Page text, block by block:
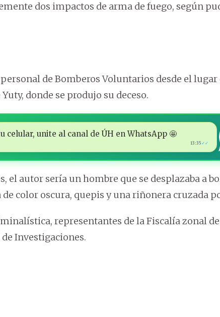
dos impactos de arma de fuego, según
de Bomberos Voluntarios desde el lugar
donde se produjo su deceso.
celular, unite al canal de ÚH en WhatsApp 🤩
13:35 ✓✓
el autor sería un hombre que se desplazaba a
color oscura, quepis y una riñonera cruzada
representantes de la Fiscalía zonal
Investigaciones.